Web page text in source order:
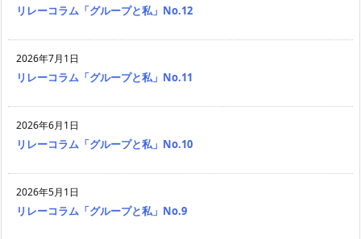
リレーコラム「グループと私」No.12
2026年7月1日
リレーコラム「グループと私」No.11
2026年6月1日
リレーコラム「グループと私」No.10
2026年5月1日
リレーコラム「グループと私」No.9